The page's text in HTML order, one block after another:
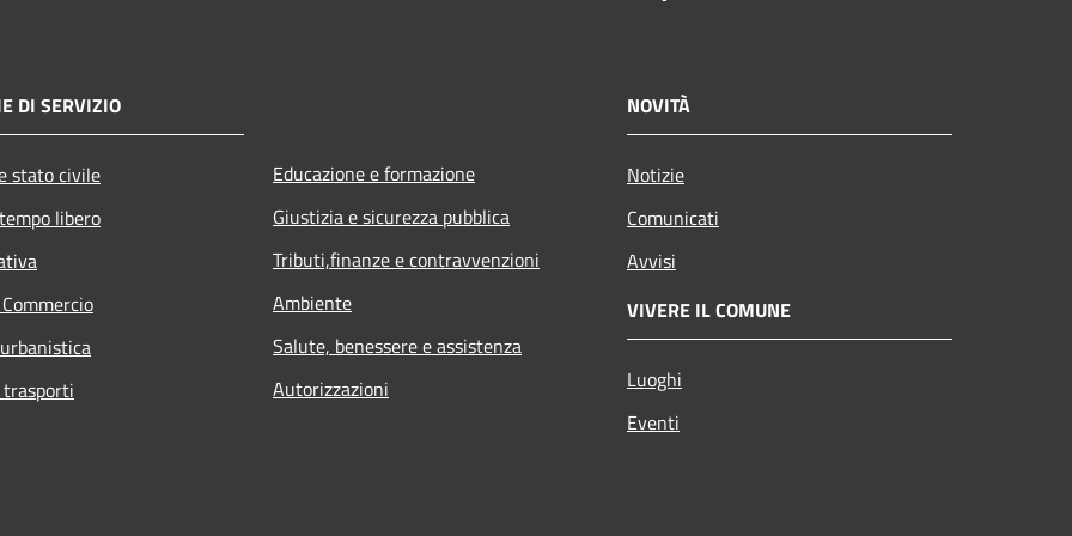
DI SERVIZIO
stato civile
libero
Educazione e formazione
Giustizia e sicurezza pubblica
Tributi,finanze e contravvenzioni
Ambiente
Salute, benessere e assistenza
Autorizzazioni
NOVITÀ
Notizie
Comunicati
Avvisi
VIVERE IL COMUNE
Luoghi
Eventi